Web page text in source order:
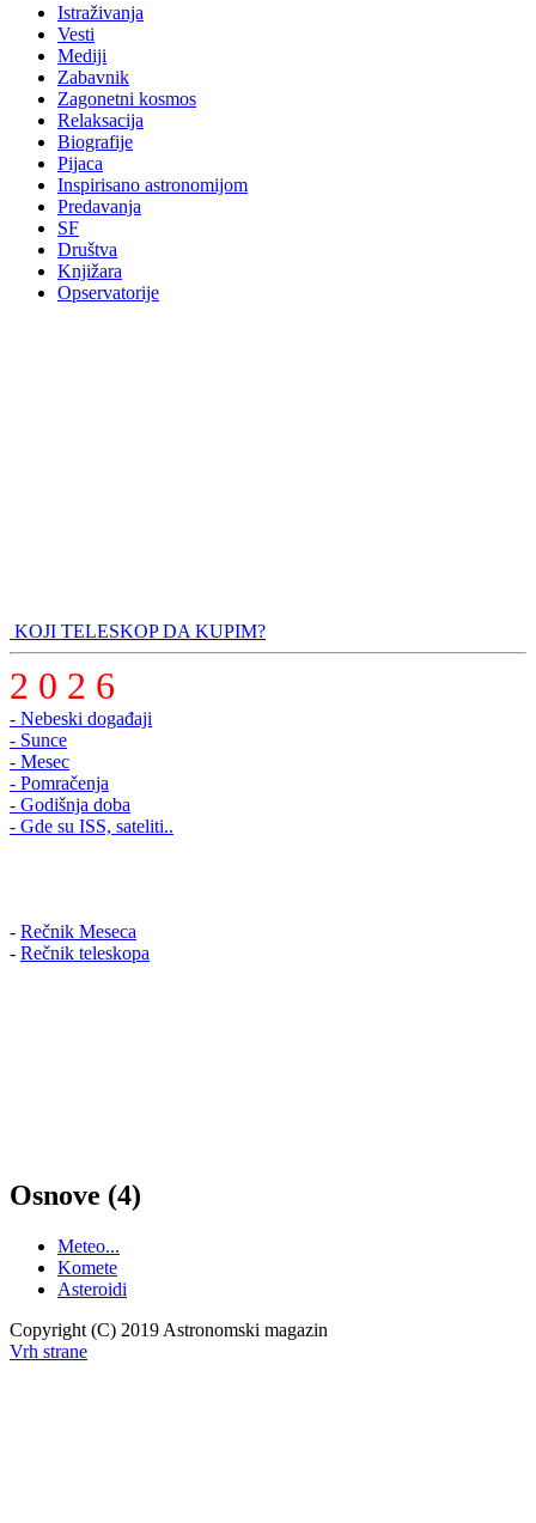
Istraživanja
Vesti
Mediji
Zabavnik
Zagonetni kosmos
Relaksacija
Biografije
Pijaca
Inspirisano astronomijom
Predavanja
SF
Društva
Knjižara
Opservatorije
KOJI TELESKOP DA KUPIM?
2 0 2 6
- Nebeski događaji
- Sunce
- Mesec
- Pomračenja
- Godišnja doba
- Gde su ISS, sateliti..
- Rečnik Meseca
- Rečnik teleskopa
Osnove (4)
Meteo...
Komete
Asteroidi
Copyright (C) 2019 Astronomski magazin
Vrh strane